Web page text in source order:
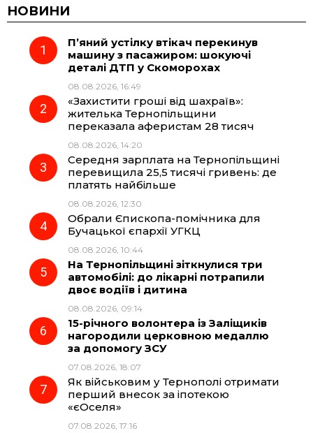
c
e
o
k
e
g
r
a
m
t
НОВИНИ
П’яний устілку втікач перекинув
машину з пасажиром: шокуючі
деталі ДТП у Скоморохах
08.08.2026, 16:49
«Захистити гроші від шахраїв»:
жителька Тернопільщини
переказала аферистам 28 тисяч
08.08.2026, 14:20
Середня зарплата на Тернопільщині
перевищила 25,5 тисячі гривень: де
платять найбільше
08.08.2026, 12:30
Обрали Єпископа-помічника для
Бучацької єпархії УГКЦ
08.08.2026, 10:44
На Тернопільщині зіткнулися три
автомобілі: до лікарні потрапили
двоє водіїв і дитина
08.08.2026, 09:14
15-річного волонтера із Заліщиків
нагородили церковною медаллю
за допомогу ЗСУ
07.08.2026, 18:07
Як військовим у Тернополі отримати
перший внесок за іпотекою
«єОселя»
07.08.2026, 17:16